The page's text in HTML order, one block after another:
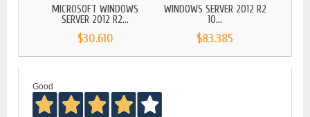
MICROSOFT WINDOWS
SERVER 2012 R2...
$30.610
WINDOWS SERVER 2012 R2
10...
$83.385
Good